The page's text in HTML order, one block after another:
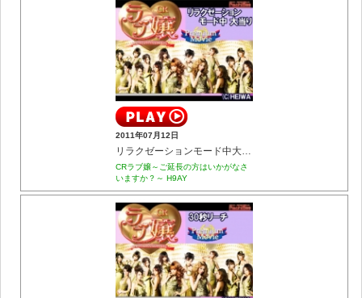
2011年07月12日
リラクゼーションモード中大当り
CRラブ嬢～ご延長の方はいかがなさ
いますか？～ H9AY